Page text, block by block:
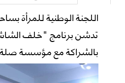
اللجنة الوطنية للمرأة
تدشن برنامج "خلف
بالشراكة مع مؤسسة